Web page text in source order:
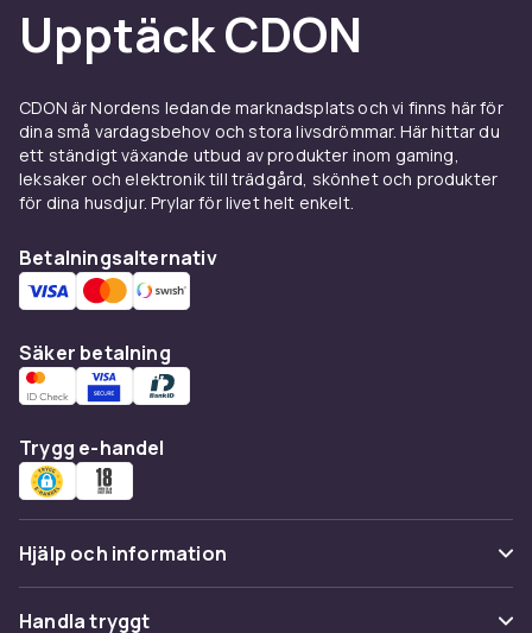
din skovårdsutrustning hemma.
Olika borstar för olika
ändamål
Rengöringsborstar med styva syntetborst tar
effektivt bort grov smuts och lera från sulor
och ovansida. Applikationsborstar med
skokräm jämnt i lädret. Polerbörstar i hästhår
ger den slutliga glansen efter att krämen
gummi- eller mässingstift lyfter fibrerna och
tar bort ytsmuts utan att skada materialet.
Snedskurna kantborstar når in i sömmar och
svåråtkomliga detaljer.
Material och kvalitet
avgör både resultat och hållbarhet. Hästhår
ger den mjukaste och mest effektiva
poleringen. Grävlingshår är ett alternativ med
Upptäck CDON
CDON är Nordens ledande marknadsplats och vi finns här för
dina små vardagsbehov och stora livsdrömmar. Här hittar du
ett ständigt växande utbud av produkter inom gaming,
leksaker och elektronik till trädgård, skönhet och produkter
för dina husdjur. Prylar för livet helt enkelt.
Betalningsalternativ
Säker betalning
Trygg e-handel
Hjälp och information
Vanliga frågor
Handla tryggt